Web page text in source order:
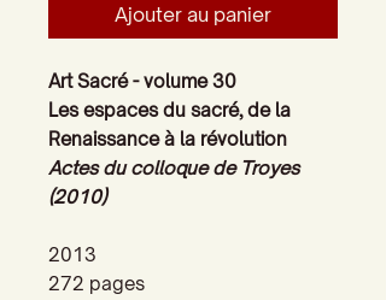
Ajouter au panier
Art Sacré - volume 30
Les espaces du sacré, de la
Renaissance à la révolution
Actes du colloque de Troyes
(2010)
2013
272 pages